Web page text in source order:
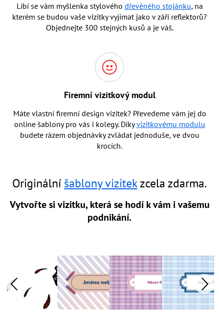
Líbí se vám myšlenka stylového dřevěného stojánku, na
kterém se budou vaše vizitky vyjímat jako v záři reflektorů?
Objednejte 300 stejných kusů a je váš.
Firemní vizitkový modul
Máte vlastní firemní design vizitek? Převedeme vám jej do
online šablony pro vás i kolegy. Díkyvizitkovému modulu
budete rázem objednávky zvládat jednoduše, ve dvou
krocích.
Originální šablony vizitekzcela zdarma.
Vytvořte si vizitku, která se hodí k vám i vašemu
podnikání.